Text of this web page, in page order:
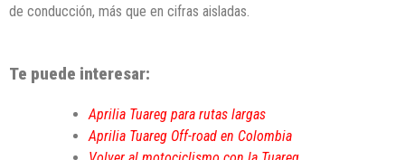
de conducción, más que en cifras aisladas.
Te puede interesar:
Aprilia Tuareg para rutas largas
Aprilia Tuareg Off-road en Colombia